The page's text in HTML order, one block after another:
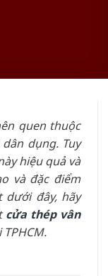
quen thuộc
dụng. Tuy
hiệu quả và
và đặc điểm
dưới đây, hãy
cửa thép vân